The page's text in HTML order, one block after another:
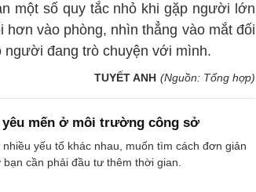
một số quy tắc nhỏ khi gặp người lớn
vào phòng, nhìn thẳng vào mắt đối
đang trò chuyện với mình.
TUYẾT ANH (Nguồn: Tổng hợp)
mến ở môi trường công sở
yếu tố khác nhau, muốn tìm cách đơn giản
cần phải đầu tư thêm thời gian.